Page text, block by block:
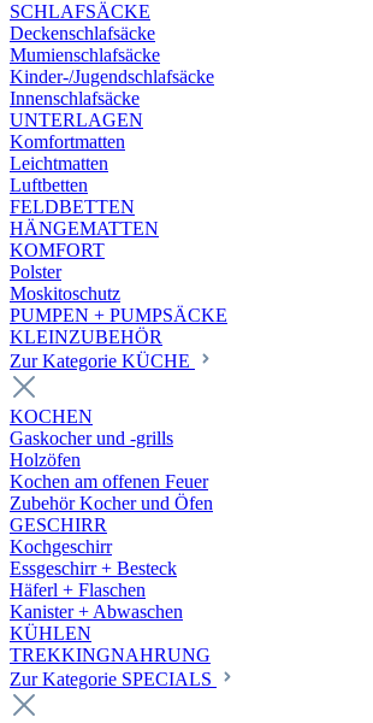
SCHLAFSÄCKE
Deckenschlafsäcke
Mumienschlafsäcke
Kinder-/Jugendschlafsäcke
Innenschlafsäcke
UNTERLAGEN
Komfortmatten
Leichtmatten
Luftbetten
FELDBETTEN
HÄNGEMATTEN
KOMFORT
Polster
Moskitoschutz
PUMPEN + PUMPSÄCKE
KLEINZUBEHÖR
Zur Kategorie KÜCHE
KOCHEN
Gaskocher und -grills
Holzöfen
Kochen am offenen Feuer
Zubehör Kocher und Öfen
GESCHIRR
Kochgeschirr
Essgeschirr + Besteck
Häferl + Flaschen
Kanister + Abwaschen
KÜHLEN
TREKKINGNAHRUNG
Zur Kategorie SPECIALS